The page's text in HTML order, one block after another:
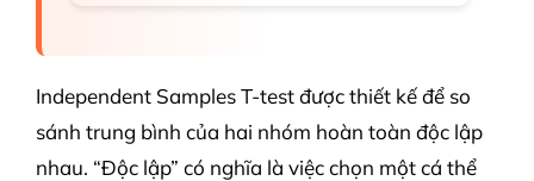
Independent Samples T-test được thiết kế để so
sánh trung bình của hai nhóm hoàn toàn độc lập
nhau. “Độc lập” có nghĩa là việc chọn một cá thể